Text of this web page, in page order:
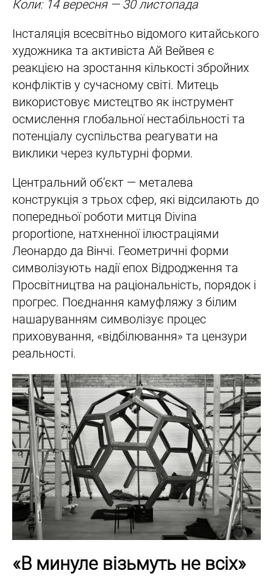
Коли: 14 вересня — 30 листопада
Інсталяція всесвітньо відомого китайського
художника та активіста Ай Вейвея є
реакцією на зростання кількості збройних
конфліктів у сучасному світі. Митець
використовує мистецтво як інструмент
осмислення глобальної нестабільності та
потенціалу суспільства реагувати на
виклики через культурні форми.
Центральний об’єкт — металева
конструкція з трьох сфер, які відсилають до
попередньої роботи митця Divina
proportione, натхненної ілюстраціями
Леонардо да Вінчі. Геометричні форми
символізують надії епох Відродження та
Просвітництва на раціональність, порядок і
прогрес. Поєднання камуфляжу з білим
нашаруванням символізує процес
приховування, «відбілювання» та цензури
реальності.
«В минуле візьмуть не всіх»